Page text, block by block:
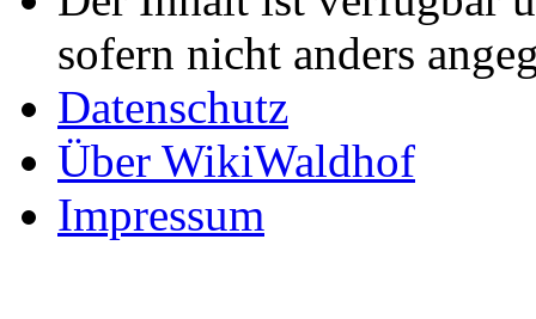
sofern nicht anders
Datenschutz
Über WikiWaldhof
Impressum